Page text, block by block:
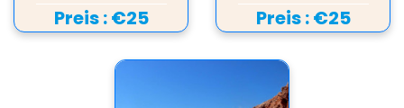
Preis :€25 Preis :€25